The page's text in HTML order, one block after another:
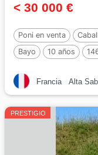
< 30 000 €
Poni en venta
Bayo
10 años
Francia
Alta
PRESTIGIO